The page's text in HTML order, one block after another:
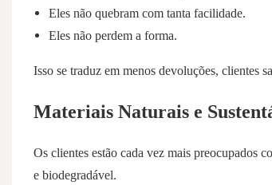
Eles não quebram com tanta facilidade.
Eles não perdem a forma.
Isso se traduz em menos devoluções, clientes
Materiais Naturais e
Os clientes estão cada vez mais preocupados
e biodegradável.